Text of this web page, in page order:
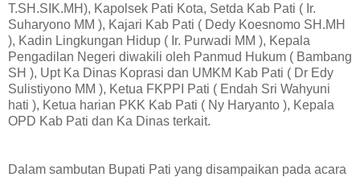
T.SH.SIK.MH), Kapolsek Pati Kota, Setda Kab Pati ( Ir.
Suharyono MM ), Kajari Kab Pati ( Dedy Koesnomo SH.MH
), Kadin Lingkungan Hidup ( Ir. Purwadi MM ), Kepala
Pengadilan Negeri diwakili oleh Panmud Hukum ( Bambang
SH ), Upt Ka Dinas Koprasi dan UMKM Kab Pati ( Dr Edy
Sulistiyono MM ), Ketua FKPPI Pati ( Endah Sri Wahyuni
hati ), Ketua harian PKK Kab Pati ( Ny Haryanto ), Kepala
OPD Kab Pati dan Ka Dinas terkait.
Dalam sambutan Bupati Pati yang disampaikan pada acara